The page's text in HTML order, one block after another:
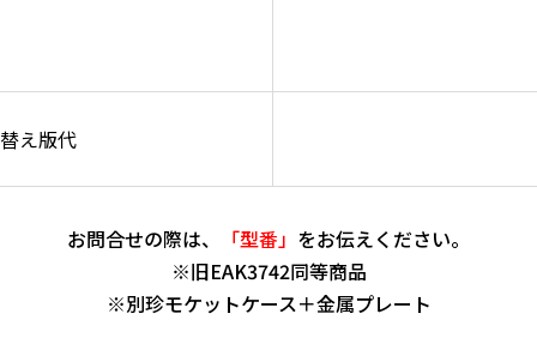
え版代
お問合せの際は、 「型番」 をお伝えください。
※旧EAK3742同等商品
※別珍モケットケース＋金属プレート